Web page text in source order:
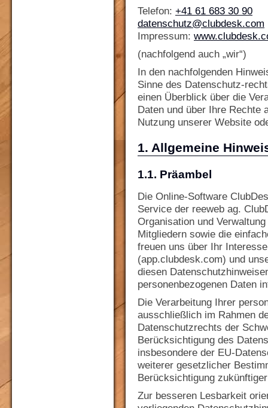
Telefon: +41 61 683 30 90
datenschutz@clubdesk.com
Impressum:
(nachfolgend auch „wir“)
In den nachfolgenden
Sinne des Datenschutz-
einen Überblick über die
Daten und über Ihre Rechte
Nutzung unserer Website
1. Allgemeine
1.1. Präambel
Die Online-Software
Service der reeweb ag.
Organisation und
Mitgliedern sowie die
freuen uns über Ihr
(app.clubdesk.com) und
diesen
personenbezogenen Daten
Die Verarbeitung Ihrer
ausschließlich im Rahmen
Datenschutzrechts der
Berücksichtigung des
insbesondere der EU-
weiterer gesetzlicher
Berücksichtigung
Zur besseren Lesbarkeit